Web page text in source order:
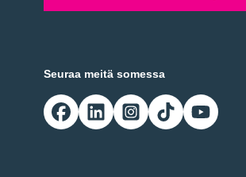
Seuraa meitä somessa